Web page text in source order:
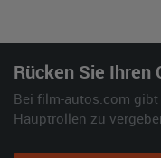
Rücken Sie Ihren
Bei film-autos.com
Hauptrollen zu